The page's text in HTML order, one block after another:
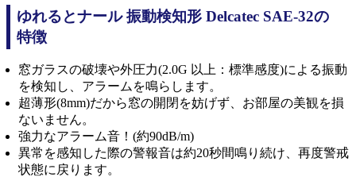
ゆれるとナール 振動検知形 Delcatec SAE-32の
特徴
窓ガラスの破壊や外圧力(2.0G 以上：標準感度)による振動
を検知し、アラームを鳴らします。
超薄形(8mm)だから窓の開閉を妨げず、お部屋の美観を損
ないません。
強力なアラーム音！(約90dB/m)
異常を感知した際の警報音は約20秒間鳴り続け、再度警戒
状態に戻ります。